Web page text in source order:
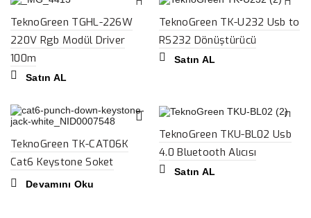
TeknoGreen TGHL-226W
220V Rgb Modül Driver
100m
Satın AL
TeknoGreen TK-U232 Usb to
RS232 Dönüştürücü
Satın AL
TeknoGreen TK-CAT06K
Cat6 Keystone Soket
Devamını Oku
TeknoGreen TKU-BL02 Usb
4.0 Bluetooth Alıcısı
Satın AL